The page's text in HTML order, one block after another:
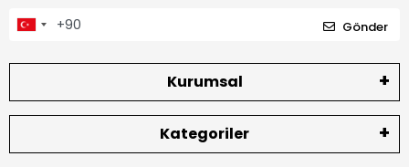
Gönder
Kurumsal
Kategoriler